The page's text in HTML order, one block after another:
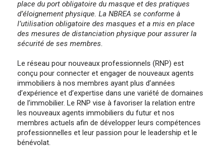
place du port obligatoire du masque et des pratiques
d’éloignement physique. La NBREA se conforme à
l’utilisation obligatoire des masques et a mis en place
des mesures de distanciation physique pour assurer la
sécurité de ses membres.
Le réseau pour nouveaux professionnels (RNP) est
conçu pour connecter et engager de nouveaux agents
immobiliers à nos membres ayant plus d’années
d’expérience et d’expertise dans une variété de domaines
de l’immobilier. Le RNP vise à favoriser la relation entre
les nouveaux agents immobiliers du futur et nos
membres actuels afin de développer leurs compétences
professionnelles et leur passion pour le leadership et le
bénévolat.